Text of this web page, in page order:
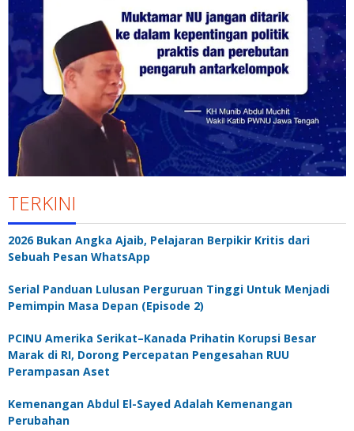
TERKINI
2026 Bukan Angka Ajaib, Pelajaran Berpikir Kritis dari
Sebuah Pesan WhatsApp
Serial Panduan Lulusan Perguruan Tinggi Untuk Menjadi
Pemimpin Masa Depan (Episode 2)
PCINU Amerika Serikat–Kanada Prihatin Korupsi Besar
Marak di RI, Dorong Percepatan Pengesahan RUU
Perampasan Aset
Kemenangan Abdul El-Sayed Adalah Kemenangan
Perubahan